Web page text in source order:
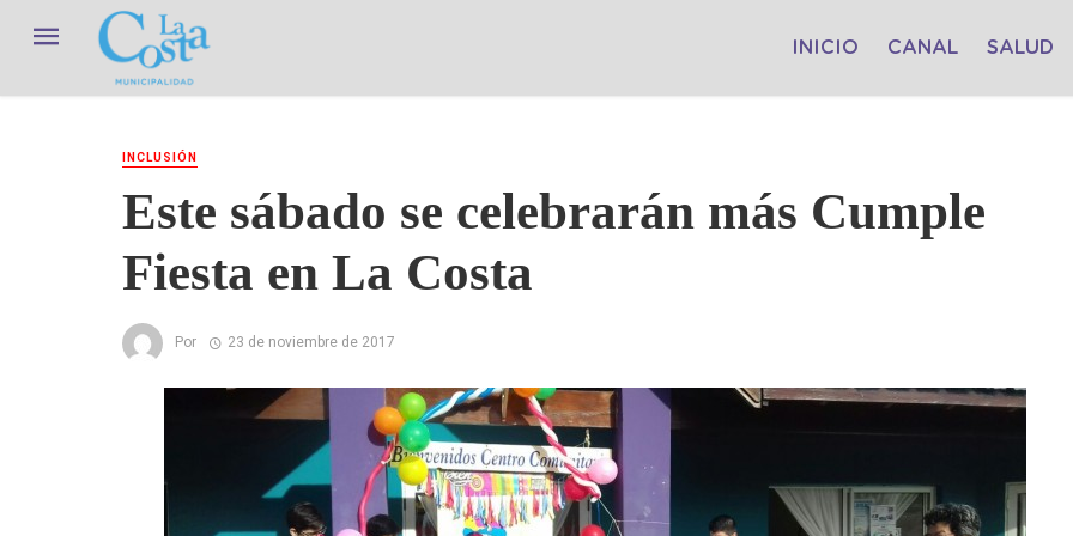
INICIO CANAL SALUD
INCLUSIÓN
Este sábado se celebrarán más Cumple
Fiesta en La Costa
Por 23 de noviembre de 2017